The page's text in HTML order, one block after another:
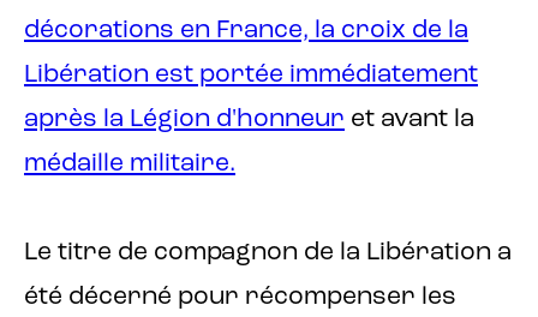
décorations en France, la croix de la
Libération est portée immédiatement
après la Légion d'honneur et avant la
médaille militaire.
Le titre de compagnon de la Libération a
été décerné pour récompenser les